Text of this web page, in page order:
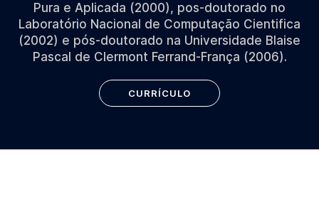
Pura e Aplicada (2000), pos-doutorado no
Laboratório Nacional de Computação Cientifica
(2002) e pós-doutorado na Universidade Blaise
Pascal de Clermont Ferrand-França (2006).
CURRÍCULO